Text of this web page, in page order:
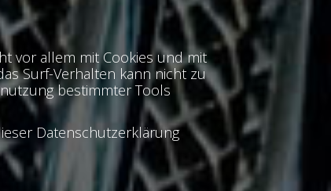
vor allem mit Cookies und mit
Surf-Verhalten kann nicht zu
bestimmter Tools
Datenschutzerklärung